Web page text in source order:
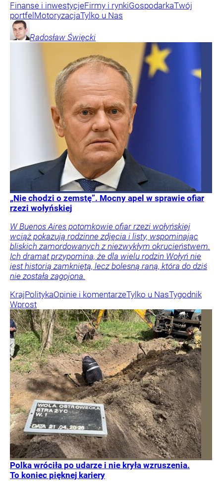
Finanse i inwestycjeFirmy i rynkiGospodarkaTwój
portfel MotoryzacjaTylko u Nas
Radosław Święcki
„Nie chodzi o zemstę”. Mocny apel w sprawie ofiar
rzezi wołyńskiej
W Buenos Aires potomkowie ofiar rzezi wołyńskiej
wciąż pokazują rodzinne zdjęcia i listy, wspominając
bliskich zamordowanych z niezwykłym okrucieństwem.
Ich dramat przypomina, że dla wielu rodzin Wołyń nie
jest historią zamkniętą, lecz bolesną raną, która do dziś
nie została zagojona.
KrajPolitykaOpinie i komentarzeTylko u NasTygodnik
Wprost
Polka wróciła po udarze i nie kryła wzruszenia.
To koniec pięknej kariery